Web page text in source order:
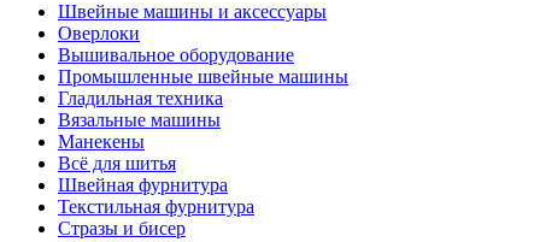
Швейные машины и аксессуары
Оверлоки
Вышивальное оборудование
Промышленные швейные машины
Гладильная техника
Вязальные машины
Манекены
Всё для шитья
Швейная фурнитура
Текстильная фурнитура
Стразы и бисер